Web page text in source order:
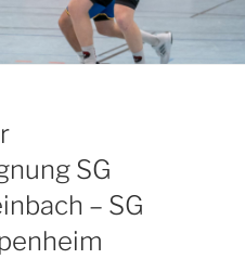
SG
– SG